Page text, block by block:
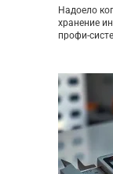
Надоело
хранение
профи-